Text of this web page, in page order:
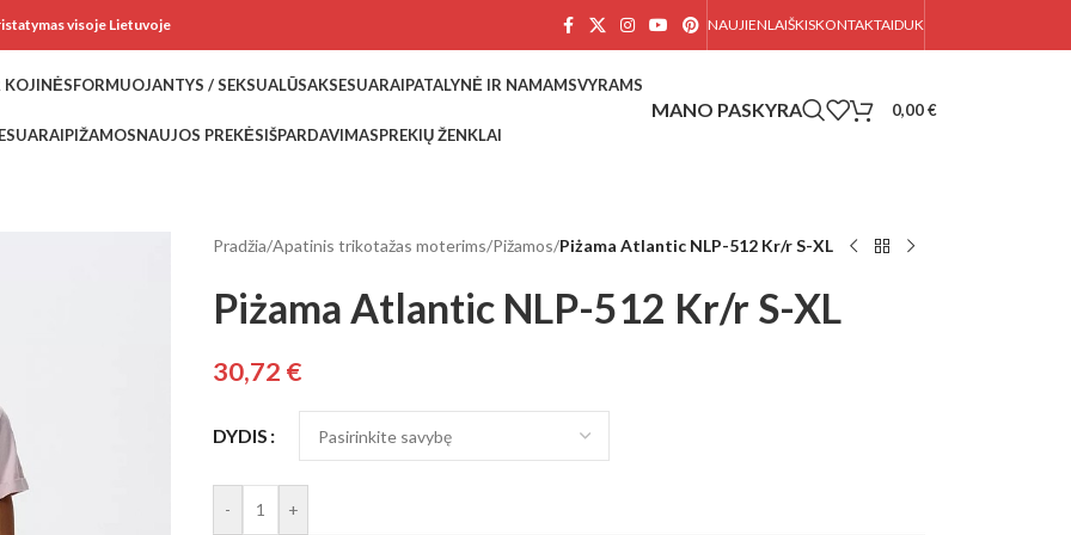
visoje Lietuvoje NAUJIENLAIŠKISKONTAKTAIDUK
KOJINĖSFORMUOJANTYS / SEKSUALŪSAKSESUARAIPATALYNĖ IR NAMAMSVYRAMS
PIŽAMOSNAUJOS PREKĖSIŠPARDAVIMASPREKIŲ ŽENKLAI
0,00€
Pradžia/Apatinis trikotažas moterims/Pižamos/Piżama Atlantic NLP-512 Kr/r S-XL
Piżama Atlantic NLP-512 Kr/r S-XL
30,72 €
DYDIS
- +